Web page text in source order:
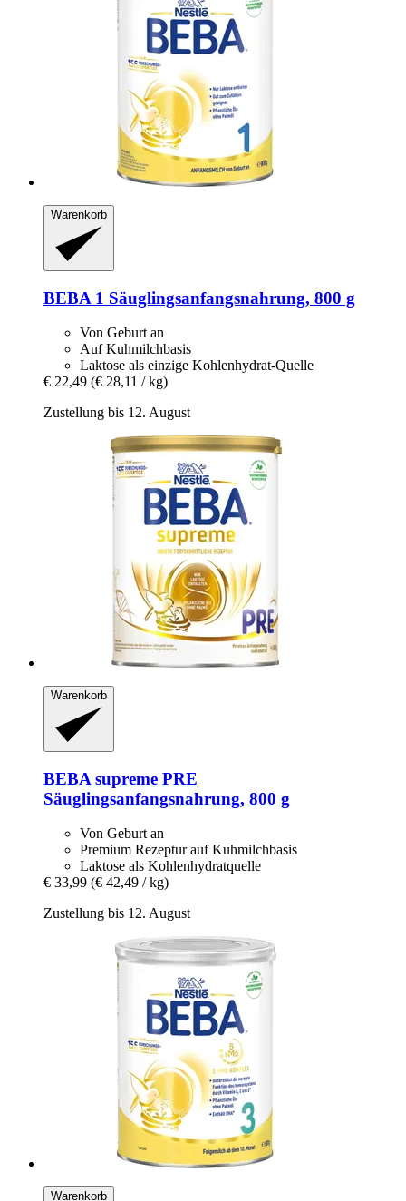
Warenkorb
BEBA 1 Säuglingsanfangsnahrung, 800 g
Von Geburt an
Auf Kuhmilchbasis
Laktose als einzige Kohlenhydrat-Quelle
€ 22,49 (€ 28,11 / kg)
Zustellung bis 12. August
Warenkorb
BEBA supreme PRE
Säuglingsanfangsnahrung, 800 g
Von Geburt an
Premium Rezeptur auf Kuhmilchbasis
Laktose als Kohlenhydratquelle
€ 33,99 (€ 42,49 / kg)
Zustellung bis 12. August
Warenkorb